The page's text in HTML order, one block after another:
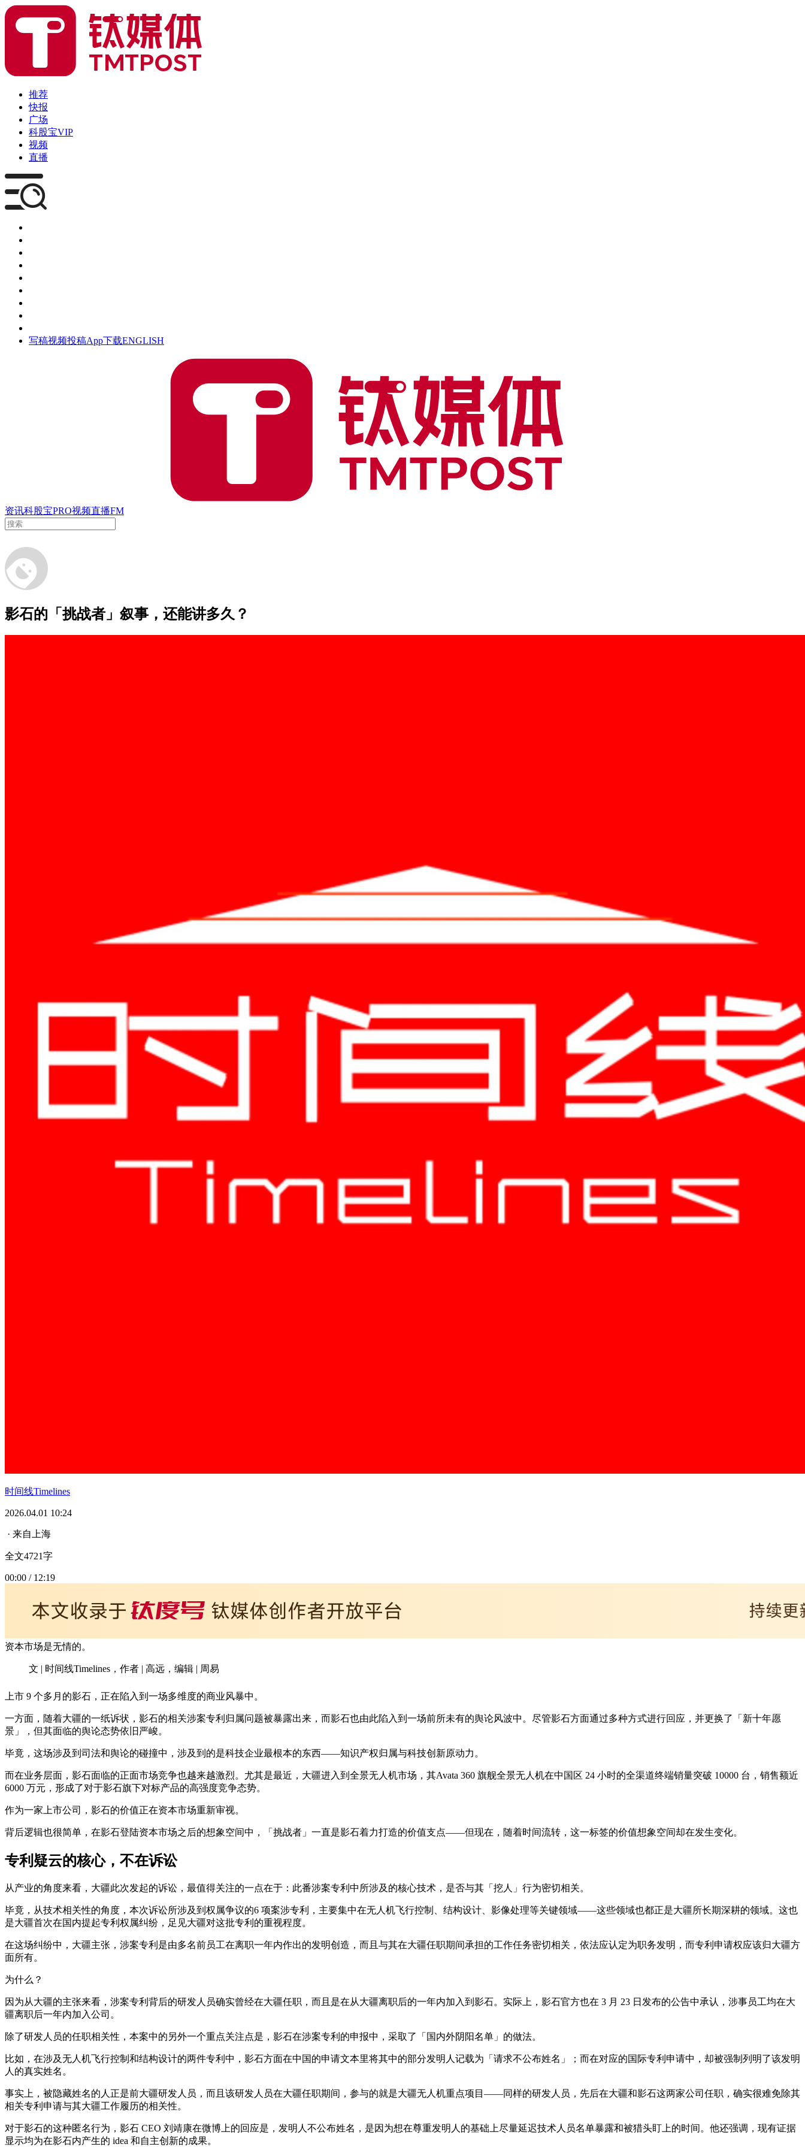
推荐
快报
广场
科股宝VIP
视频
直播
写稿视频投稿App下载ENGLISH
资讯科股宝PRO视频直播FM
影石的「挑战者」叙事，还能讲多久？
时间线Timelines
2026.04.01 10:24
· 来自上海
全文4721字
00:00 / 12:19
资本市场是无情的。
文 | 时间线Timelines，作者 | 高远，编辑 | 周易
上市 9 个多月的影石，正在陷入到一场多维度的商业风暴中。
一方面，随着大疆的一纸诉状，影石的相关涉案专利归属问题被暴露出来，而影石也由此陷入到一场前所未有的舆论风波中。尽管影石方面通过多种方式进行回应，并更换了「新十年愿
景」，但其面临的舆论态势依旧严峻。
毕竟，这场涉及到司法和舆论的碰撞中，涉及到的是科技企业最根本的东西——知识产权归属与科技创新原动力。
而在业务层面，影石面临的正面市场竞争也越来越激烈。尤其是最近，大疆进入到全景无人机市场，其Avata 360 旗舰全景无人机在中国区 24 小时的全渠道终端销量突破 10000 台，销售额近
6000 万元，形成了对于影石旗下对标产品的高强度竞争态势。
作为一家上市公司，影石的价值正在资本市场重新审视。
背后逻辑也很简单，在影石登陆资本市场之后的想象空间中，「挑战者」一直是影石着力打造的价值支点——但现在，随着时间流转，这一标签的价值想象空间却在发生变化。
专利疑云的核心，不在诉讼
从产业的角度来看，大疆此次发起的诉讼，最值得关注的一点在于：此番涉案专利中所涉及的核心技术，是否与其「挖人」行为密切相关。
毕竟，从技术相关性的角度，本次诉讼所涉及到权属争议的6 项案涉专利，主要集中在无人机飞行控制、结构设计、影像处理等关键领域——这些领域也都正是大疆所长期深耕的领域。这也
是大疆首次在国内提起专利权属纠纷，足见大疆对这批专利的重视程度。
在这场纠纷中，大疆主张，涉案专利是由多名前员工在离职一年内作出的发明创造，而且与其在大疆任职期间承担的工作任务密切相关，依法应认定为职务发明，而专利申请权应该归大疆方
面所有。
为什么？
因为从大疆的主张来看，涉案专利背后的研发人员确实曾经在大疆任职，而且是在从大疆离职后的一年内加入到影石。实际上，影石官方也在 3 月 23 日发布的公告中承认，涉事员工均在大
疆离职后一年内加入公司。
除了研发人员的任职相关性，本案中的另外一个重点关注点是，影石在涉案专利的申报中，采取了「国内外阴阳名单」的做法。
比如，在涉及无人机飞行控制和结构设计的两件专利中，影石方面在中国的申请文本里将其中的部分发明人记载为「请求不公布姓名」；而在对应的国际专利申请中，却被强制列明了该发明
人的真实姓名。
事实上，被隐藏姓名的人正是前大疆研发人员，而且该研发人员在大疆任职期间，参与的就是大疆无人机重点项目——同样的研发人员，先后在大疆和影石这两家公司任职，确实很难免除其
相关专利申请与其大疆工作履历的相关性。
对于影石的这种匿名行为，影石 CEO 刘靖康在微博上的回应是，发明人不公布姓名，是因为想在尊重发明人的基础上尽量延迟技术人员名单暴露和被猎头盯上的时间。他还强调，现有证据
显示均为在影石内产生的 idea 和自主创新的成果。